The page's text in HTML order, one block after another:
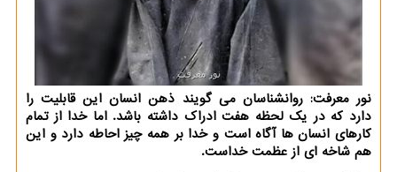
نور معرفت: روانشناسان می گویند ذهن انسان این قابلیت را
دارد که در یک لحظه هفت ادراک داشته باشد. اما خدا از تمام
کارهای انسان ها آگاه است و خدا بر همه چیز احاطه دارد و این
هم شاخه ای از عظمت خداست.